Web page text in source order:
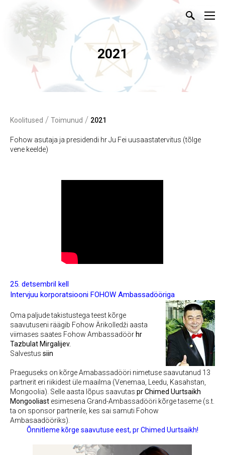
2021
Koolitused / Toimunud / 2021
Fohow asutaja ja presidendi hr Ju Fei uusaastatervitus (tõlge
vene keelde)
25. detsembril kell
Intervjuu korporatsiooni FOHOW Ambassadööriga
Oma paljude takistustega teest kõrge
saavutuseni räägib Fohow Ärikolledži aasta
viimases saates Fohow Ambassadöör hr
Tazbulat Mirgalijev.
Salvestus siin
Praeguseks on kõrge Amabassadööri nimetuse saavutanud 13
partnerit eri riikidest üle maailma (Venemaa, Leedu, Kasahstan,
Mongoolia). Selle aasta lõpus saavutas pr Chimed Uurtsaikh
Mongooliast esimesena Grand-Ambassadööri kõrge taseme (s.t.
ta on sponsor partnerile, kes sai samuti Fohow
Ambasaadööriks).
Õnnitleme kõrge saavutuse eest, pr Chimed Uurtsaikh!